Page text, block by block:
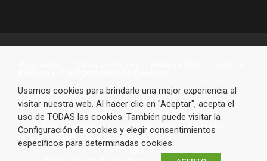
© 2023 VarFutbol.com - Todos los derechos reservados.
Usamos cookies para brindarle una mejor experiencia al
visitar nuestra web. Al hacer clic en "Aceptar", acepta el
uso de TODAS las cookies. También puede visitar la
Configuración de cookies y elegir consentimientos
específicos para determinadas cookies.